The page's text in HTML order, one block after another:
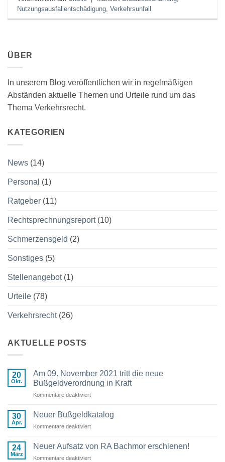
Nutzungsausfallentschädigung ,Verkehrsunfall
ÜBER
In unserem Blog veröffentlichen wir in regelmäßigen
Abständen aktuelle Themen und Urteile rund um das
Thema Verkehrsrecht.
KATEGORIEN
News (14)
Personal (1)
Ratgeber (11)
Rechtsprechnungsreport(10)
Schmerzensgeld (2)
Sonstiges (5)
Stellenangebot(1)
Urteile (78)
Verkehrsrecht(26)
AKTUELLE POSTS
20
Okt.
Am 09. November 2021 tritt die neue
Bußgeldverordnung in Kraft
Kommentare deaktiviert
09.
November
die
30
Apr.
Neuer Bußgeldkatalog
Kommentare deaktiviert
Bußgeldkatalog
24
März
Neuer Aufsatz von RA Bachmor erschienen!
Kommentare deaktiviert